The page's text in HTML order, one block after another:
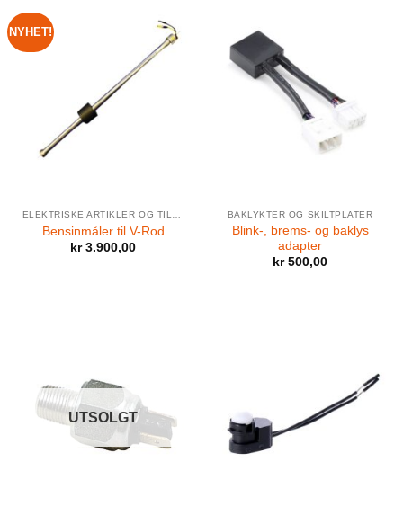
NYHET!
Bensinmåler til V-Rod
kr3.900,00
BAKLYKTER OG SKILTPLATER
Blink-, brems- og baklys
adapter
kr500,00
UTSOLGT